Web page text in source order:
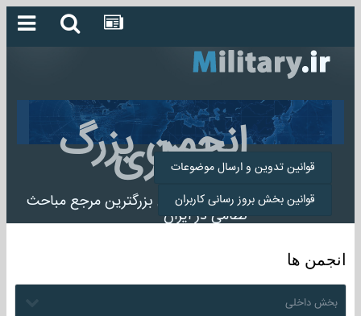
انجمن بزرگ
میلیتاری
انجمن میلیتاری بزرگترین مرجع مباحث
نظامی در ایران
قوانین تدوین و ارسال موضوعات
قوانین بخش بروز رسانی کاربران
انجمن ها
بخش داخلی